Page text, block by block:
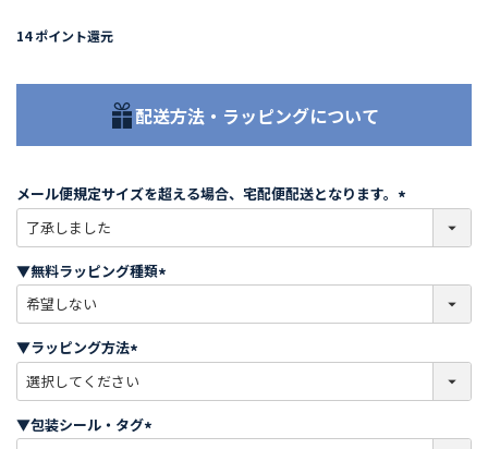
14 ポイント還元
配送方法・ラッピングについて
メール便規定サイズを超える場合、宅配便配送となります。
必
)
▼無料ラッピング種類
必
)
▼ラッピング方法
必
須
)
▼包装シール・タグ